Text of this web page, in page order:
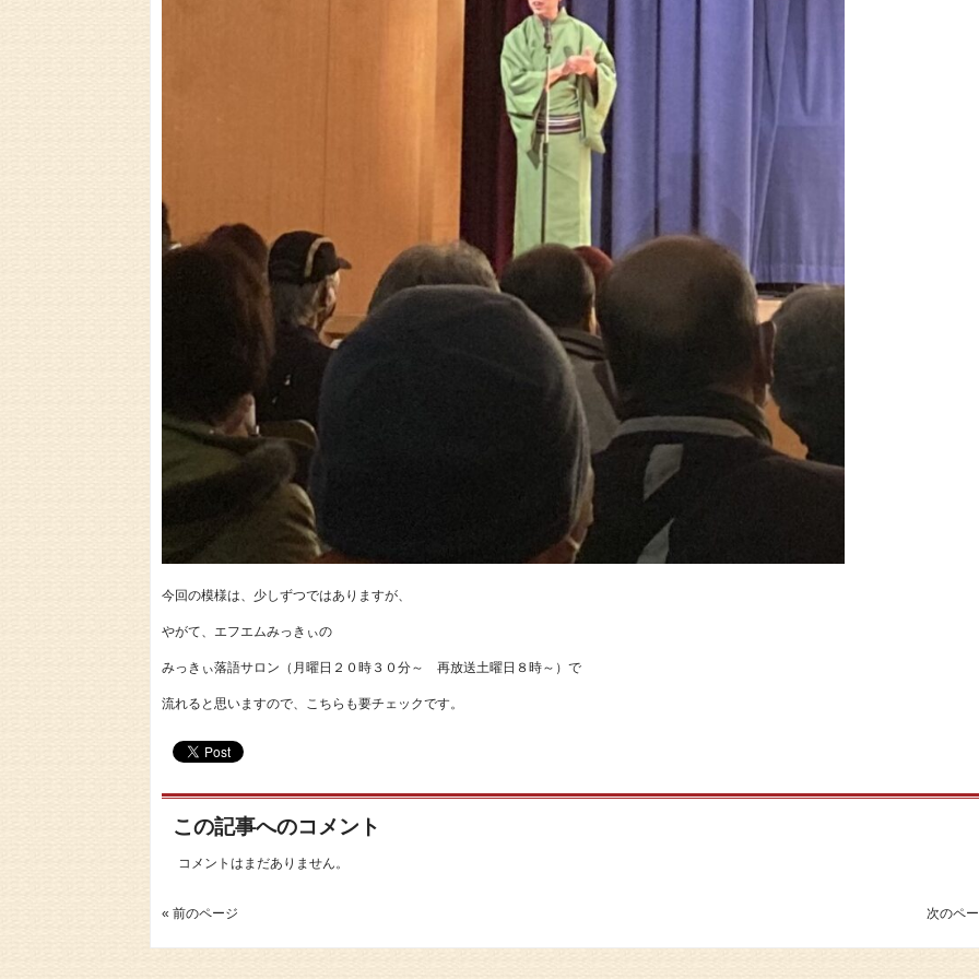
今回の模様は、少しずつではありますが、
やがて、エフエムみっきぃの
みっきぃ落語サロン（月曜日２０時３０分～ 再放送土曜日８時～）で
流れると思いますので、こちらも要チェックです。
この記事へのコメント
コメントはまだありません。
« 前のページ 次のペ